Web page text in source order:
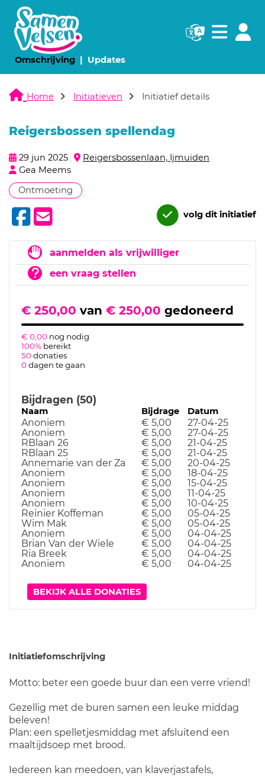
Omschrijving(huidige pagina)
Updates(huidige pagina)
Navigatie
Home Initiatieven Initiatief details
Reigersbossen spellendag
29 jun 2025
Reigersbossenlaan, Ijmuiden
Gea Meems
Ontmoeting
volg dit initiatief
aanmelden als vrijwilliger
een vraag stellen
€ 250,00 van € 250,00 gedoneerd
€ 0,00 nog nodig
100% bereikt
50donaties
0dagen te gaan
Bijdragen (50)
Naam Bijdrage Datum
Anoniem € 5,00
27-04-25
Anoniem
€ 5,00
27-04-25
RBlaan 26
€ 5,00
21-04-25
RBlaan 25
€ 5,00
21-04-25
Annemarie van der Za
€ 5,00
20-04-25
Anoniem
€ 5,00
18-04-25
Anoniem
€ 5,00
15-04-25
Anoniem
€ 5,00
11-04-25
Anoniem
€ 5,00
10-04-25
Reinier Koffeman
€ 5,00
05-04-25
Wim Mak
€ 5,00
05-04-25
Anoniem
€ 5,00
04-04-25
Brian Van der Wiele
€ 5,00
04-04-25
Ria Breek
€ 5,00
04-04-25
Anoniem
€ 5,00 04-04-25
BEKIJK ALLE DONATIES
Initiatiefomschrijving
Motto: beter een goede buur dan een verre vriend!
Gezellig met de buren samen een leuke middag
beleven!
Plan: een spelletjesmiddag met afsluitend een
maaltijdsoep met brood.
Iedereen kan meedoen, van klaverjastafels,